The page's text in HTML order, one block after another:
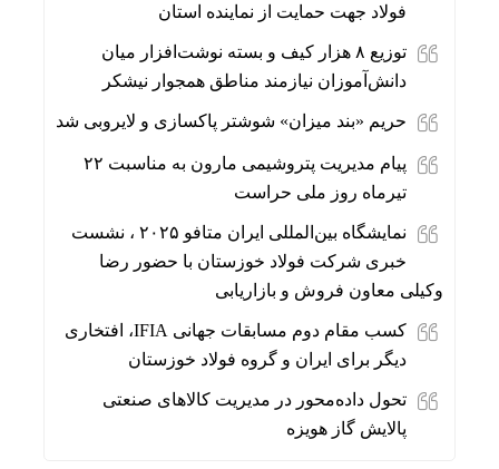
فولاد جهت حمایت از نماینده استان
توزیع ۸ هزار کیف و بسته نوشت‌افزار میان
دانش‌آموزان نیازمند مناطق همجوار نیشکر
حریم «بند میزان» شوشتر پاکسازی و لایروبی شد
پیام مدیریت پتروشیمی مارون به مناسبت ۲۲
تیرماه روز ملی حراست
نمایشگاه بین‌المللی ایران متافو ۲۰۲۵ ، نشست
خبری شرکت فولاد خوزستان با حضور رضا
وکیلی معاون فروش و بازاریابی
کسب مقام دوم مسابقات جهانی IFIA، افتخاری
دیگر برای ایران و گروه فولاد خوزستان
تحول داده‌محور در مدیریت کالاهای صنعتی
پالایش گاز هویزه